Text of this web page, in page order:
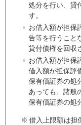
処分を行い、貸
す。
お借入額が担保
告等を行うこと
貸付債権を回収
お借入額が担保
借入額が担保評
保有価証券の処
あっても、諸般
保有価証券の処
※ 借入上限額は担